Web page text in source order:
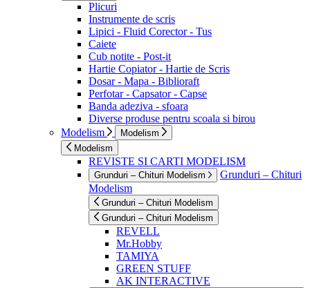
Plicuri
Instrumente de scris
Lipici - Fluid Corector - Tus
Caiete
Cub notite - Post-it
Hartie Copiator - Hartie de Scris
Dosar - Mapa - Biblioraft
Perfotar - Capsator - Capse
Banda adeziva - sfoara
Diverse produse pentru scoala si birou
Modelism
Modelism
Modelism
REVISTE SI CARTI MODELISM
Grunduri – Chituri Modelism
Grunduri – Chituri
Modelism
Grunduri – Chituri Modelism
Grunduri – Chituri Modelism
REVELL
Mr.Hobby
TAMIYA
GREEN STUFF
AK INTERACTIVE